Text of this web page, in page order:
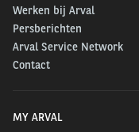
Werken bij Arval
Persberichten
Arval Service Network
Contact
MY ARVAL